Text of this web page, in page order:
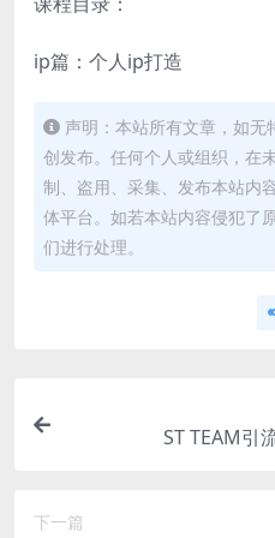
ip篇：个人ip打造
声明：本站所有文章，如
创发布。任何个人或组织，在
制、盗用、采集、发布本站内
体平台。如若本站内容侵犯了
们进行处理。
ST TEAM引
下一篇